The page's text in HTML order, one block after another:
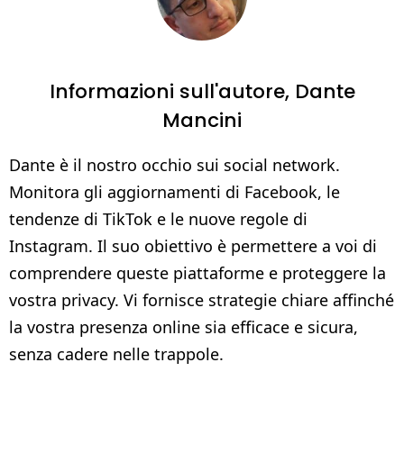
Informazioni sull'autore, Dante
Mancini
Dante è il nostro occhio sui social network.
Monitora gli aggiornamenti di Facebook, le
tendenze di TikTok e le nuove regole di
Instagram. Il suo obiettivo è permettere a voi di
comprendere queste piattaforme e proteggere la
vostra privacy. Vi fornisce strategie chiare affinché
la vostra presenza online sia efficace e sicura,
senza cadere nelle trappole.